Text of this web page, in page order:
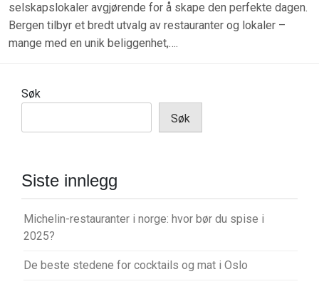
selskapslokaler avgjørende for å skape den perfekte dagen.
Bergen tilbyr et bredt utvalg av restauranter og lokaler –
mange med en unik beliggenhet,….
Søk
Søk
Siste innlegg
Michelin-restauranter i norge: hvor bør du spise i
2025?
De beste stedene for cocktails og mat i Oslo